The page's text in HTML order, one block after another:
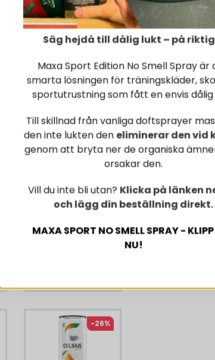
Recensioner
ganska
.
Red Bull
12 x Powerade
-26%
Säg hejdå till dålig lukt – på
Maxa Sport Edition No Smell Spray är
smarta lösningen för träningskläder,
sportutrustning som fått en envis dålig
Till skillnad från vanliga doftsprayer
den inte lukten den eliminerar den vid
genom att bryta ner de organiska
orsakar den.
Vill du inte bli utan? Klicka på länken
och lägg din beställning direkt.
MAXA SPORT NO SMELL SPRAY -
NU!